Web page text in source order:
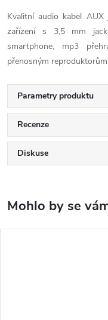
Kvalitní audio kabel
zařízení s 3,5 mm
smartphone, mp3
přenosným
Parametry produktu
Recenze
Diskuse